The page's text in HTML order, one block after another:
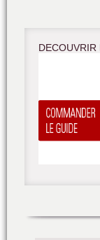
DECOUVRIR